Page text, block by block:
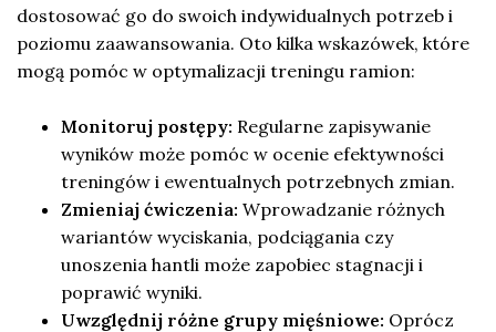
dostosować go do swoich indywidualnych potrzeb i
poziomu zaawansowania. Oto kilka wskazówek, które
mogą pomóc w optymalizacji treningu ramion:
Monitoruj postępy: Regularne zapisywanie
wyników może pomóc w ocenie efektywności
treningów i ewentualnych potrzebnych zmian.
Zmieniaj ćwiczenia: Wprowadzanie różnych
wariantów wyciskania, podciągania czy
unoszenia hantli może zapobiec stagnacji i
poprawić wyniki.
Uwzględnij różne grupy mięśniowe: Oprócz